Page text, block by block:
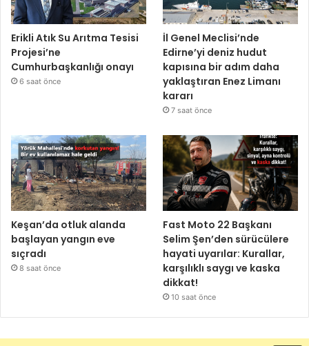
Erikli Atık Su Arıtma Tesisi
Projesi’ne
Cumhurbaşkanlığı onayı
6 saat önce
İl Genel Meclisi’nde
Edirne’yi deniz hudut
kapısına bir adım daha
yaklaştıran Enez Limanı
kararı
7 saat önce
Keşan’da otluk alanda
başlayan yangın eve
sıçradı
8 saat önce
Fast Moto 22 Başkanı
Selim Şen’den sürücülere
hayati uyarılar: Kurallar,
karşılıklı saygı ve kaska
dikkat!
10 saat önce